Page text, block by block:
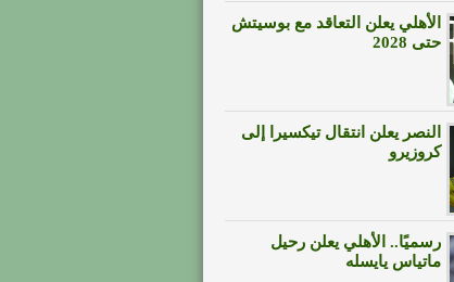
الأهلي يعلن التعاقد مع بوسيتش
حتى 2028
النصر يعلن انتقال تيكسيرا إلى
كروزيرو
رسميًا.. الأهلي يعلن رحيل
ماتياس يايسله